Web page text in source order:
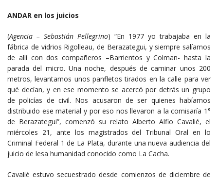
ANDAR en los juicios
(Agencia – Sebastián Pellegrino) “En 1977 yo trabajaba en la
fábrica de vidrios Rigolleau, de Berazategui, y siempre salíamos
de allí con dos compañeros –Barrientos y Colman- hasta la
parada del micro. Una noche, después de caminar unos 200
metros, levantamos unos panfletos tirados en la calle para ver
qué decían, y en ese momento se acercó por detrás un grupo
de policías de civil. Nos acusaron de ser quienes habíamos
distribuido ese material y por eso nos llevaron a la comisaría 1°
de Berazategui”, comenzó su relato Alberto Alfio Cavalié, el
miércoles 21, ante los magistrados del Tribunal Oral en lo
Criminal Federal 1 de La Plata, durante una nueva audiencia del
juicio de lesa humanidad conocido como La Cacha.
Cavalié estuvo secuestrado desde comienzos de diciembre de